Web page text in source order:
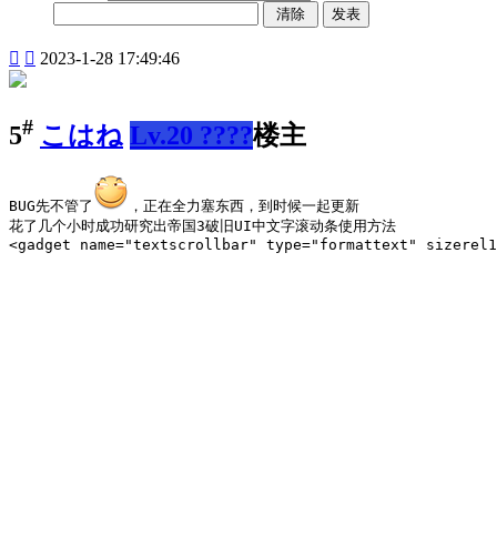
发表
  2023-1-28 17:49:46
5# こはね Lv.20 ????楼主
BUG先不管了
，正在全力塞东西，到时候一起更新
花了几个小时成功研究出帝国3破旧UI中文字滚动条使用方法
<gadget name="textscrollbar" type="formattext"